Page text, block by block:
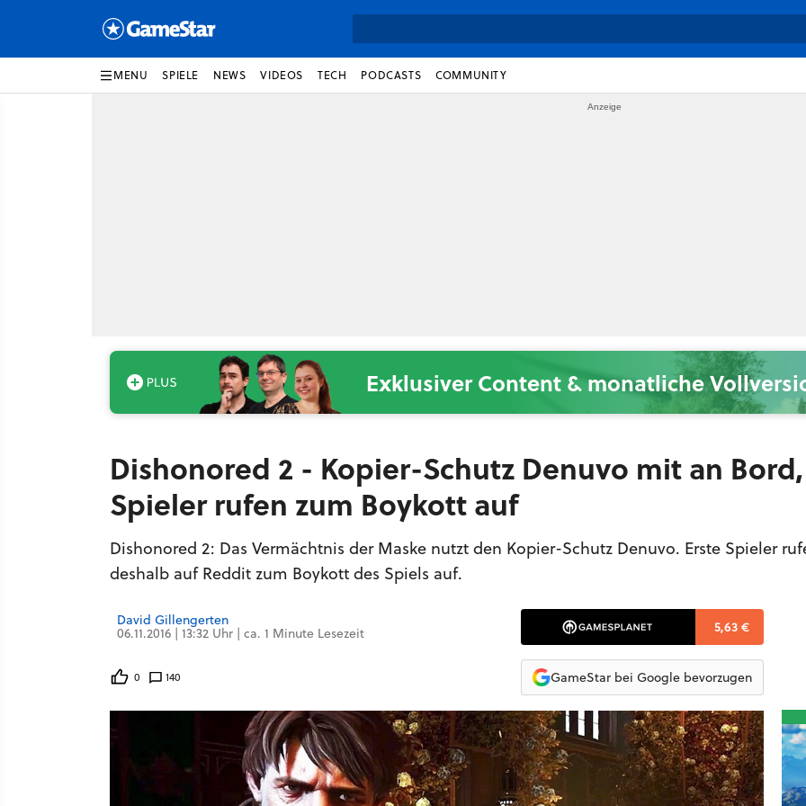
MENU SPIELE NEWS VIDEOS TECH PODCASTS COMMUNITY
Exklusiver Content & monatliche
Dishonored 2 - Kopier-Schutz Denuvo mit an Bord,
Spieler rufen zum Boykott auf
Dishonored 2: Das Vermächtnis der Maske nutzt den Kopier-Schutz Denuvo. Erste Spieler
deshalb auf Reddit zum Boykott des Spiels auf.
David Gillengerten
06.11.2016 | 13:32 Uhr | ca. 1 Minute Lesezeit
0 140
5,63 €
GameStar bei Google bevorzugen